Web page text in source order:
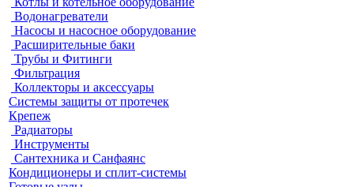
Водонагреватели
Насосы и насосное оборудование
Расширительные баки
Трубы и Фитинги
Фильтрация
Коллекторы и аксессуары
Системы защиты от протечек
Крепеж
Радиаторы
Инструменты
Сантехника и Санфаянс
Кондиционеры и сплит-системы